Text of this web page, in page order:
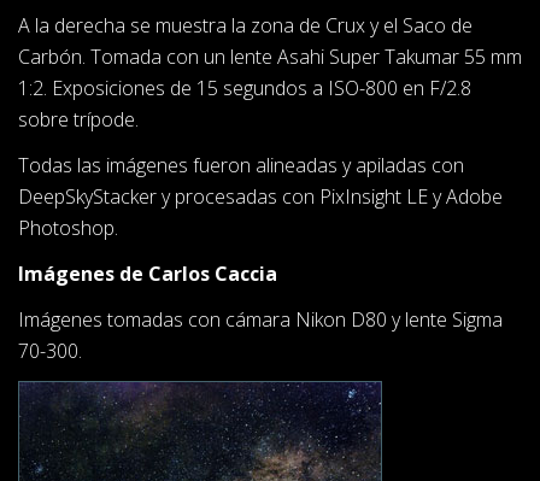
A la derecha se muestra la zona de Crux y el Saco de
Carbón. Tomada con un lente Asahi Super Takumar 55 mm
1:2. Exposiciones de 15 segundos a ISO-800 en F/2.8
sobre trípode.
Todas las imágenes fueron alineadas y apiladas con
DeepSkyStacker y procesadas con PixInsight LE y Adobe
Photoshop.
Imágenes de Carlos Caccia
Imágenes tomadas con cámara Nikon D80 y lente Sigma
70-300.